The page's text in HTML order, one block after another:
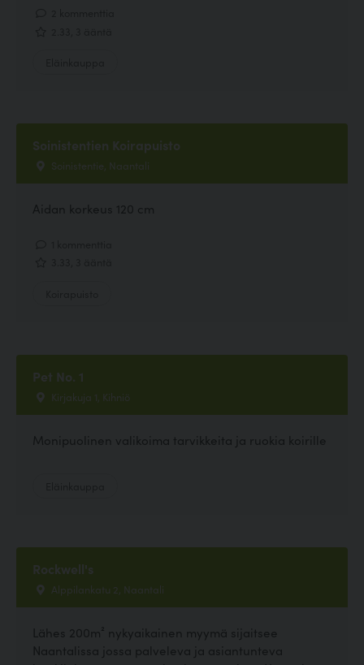
Soinistentien Koirapuisto
Soinistentie, Naantali
Aidan korkeus 120 cm
Pet No. 1
Kirjakuja 1, Kihniö
Monipuolinen valikoima tarvikkeita ja ruokia koirille
Rockwell's
Alppilankatu 2, Naantali
Lähes 200m² nykyaikainen myymä sijaitsee
Naantalissa jossa palveleva ja asiantunteva